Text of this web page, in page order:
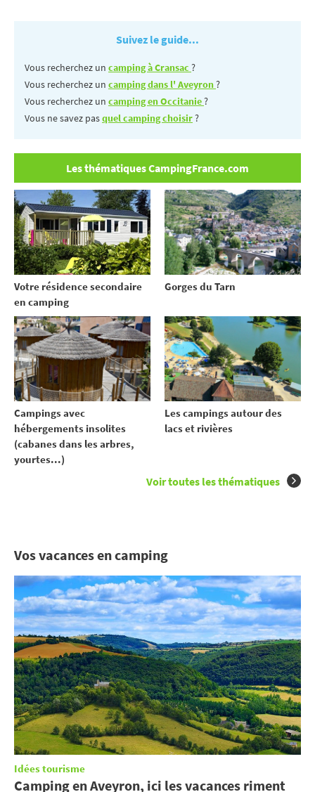
Suivez le guide...
Vous recherchez un camping à Cransac ?
Vous recherchez un camping dans l' Aveyron?
Vous recherchez un camping en Occitanie?
Vous ne savez pasquel camping choisir?
Les thématiques CampingFrance.com
Votre résidence secondaire
en camping
Gorges du Tarn
Campings avec
hébergements insolites
(cabanes dans les arbres,
yourtes...)
Les campings autour des
lacs et rivières
Voir toutes les thématiques
Vos vacances en camping
Idées tourisme
Camping en Aveyron, ici les vacances riment